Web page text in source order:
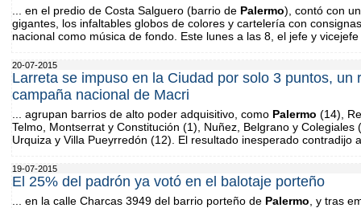
... en el predio de Costa Salguero (barrio de Palermo), contó con
gigantes, los infaltables globos de colores y cartelería con
nacional como música de fondo. Este lunes a las 8, el jefe y
20-07-2015
Larreta se impuso en la Ciudad por solo 3 puntos, un
campaña nacional de Macri
... agrupan barrios de alto poder adquisitivo, como Palermo (14),
Telmo, Montserrat y Constitución (1), Nuñez, Belgrano y Colegiales
Urquiza y Villa Pueyrredón (12). El resultado inesperado contradijo
19-07-2015
El 25% del padrón ya votó en el balotaje porteño
... en la calle Charcas 3949 del barrio porteño de Palermo , y tras